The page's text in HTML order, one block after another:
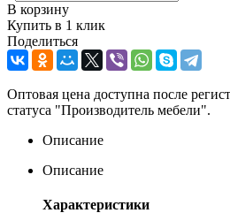
В корзину
Купить в 1 клик
Поделиться
Оптовая цена доступна после
статуса "Производитель мебели".
Описание
Описание
Характеристики